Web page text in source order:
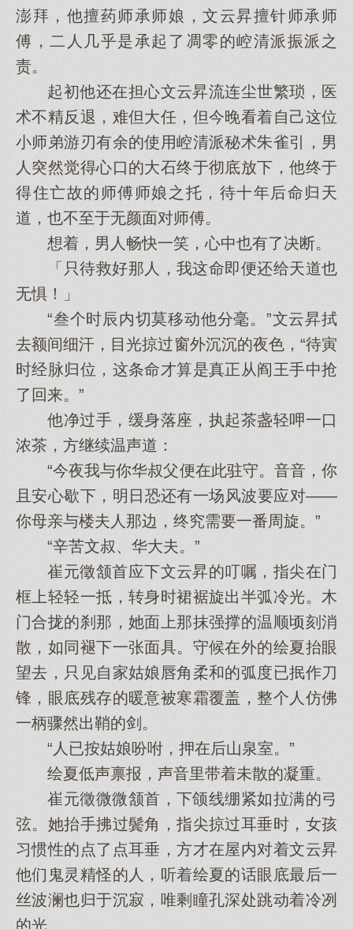
澎拜，他擅药师承师娘，文云昇擅针师承师
傅，二人几乎是承起了凋零的崆清派振派之
责。
起初他还在担心文云昇流连尘世繁琐，医
术不精反退，难但大任，但今晚看着自己这位
小师弟游刃有余的使用崆清派秘术朱雀引，男
人突然觉得心口的大石终于彻底放下，他终于
得住亡故的师傅师娘之托，待十年后命归天
道，也不至于无颜面对师傅。
想着，男人畅快一笑，心中也有了决断。
「只待救好那人，我这命即便还给天道也
无惧！」
“叁个时辰内切莫移动他分毫。”文云昇拭
去额间细汗，目光掠过窗外沉沉的夜色，“待寅
时经脉归位，这条命才算是真正从阎王手中抢
了回来。”
他净过手，缓身落座，执起茶盏轻呷一口
浓茶，方继续温声道：
“今夜我与你华叔父便在此驻守。音音，你
且安心歇下，明日恐还有一场风波要应对——
你母亲与楼夫人那边，终究需要一番周旋。”
“辛苦文叔、华大夫。”
崔元徵颔首应下文云昇的叮嘱，指尖在门
框上轻轻一抵，转身时裙裾旋出半弧冷光。木
门合拢的刹那，她面上那抹强撑的温顺顷刻消
散，如同褪下一张面具。守候在外的绘夏抬眼
望去，只见自家姑娘唇角柔和的弧度已抿作刀
锋，眼底残存的暖意被寒霜覆盖，整个人仿佛
一柄骤然出鞘的剑。
“人已按姑娘吩咐，押在后山泉室。”
绘夏低声禀报，声音里带着未散的凝重。
崔元徵微微颔首，下颌线绷紧如拉满的弓
弦。她抬手拂过鬓角，指尖掠过耳垂时，女孩
习惯性的点了点耳垂，方才在屋内对着文云昇
他们鬼灵精怪的人，听着绘夏的话眼底最后一
丝波澜也归于沉寂，唯剩瞳孔深处跳动着冷冽
的光。